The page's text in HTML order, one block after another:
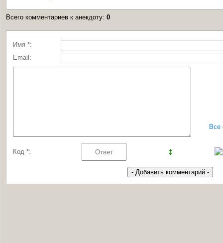
Всего комментариев к анекдоту: 0
Имя *:
Email:
Все
Код *: